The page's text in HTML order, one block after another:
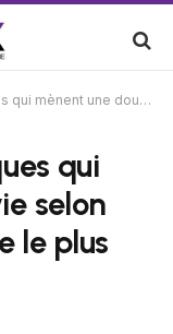
les experts : qui cache le plus de secrets ?
qui
selon
le plus